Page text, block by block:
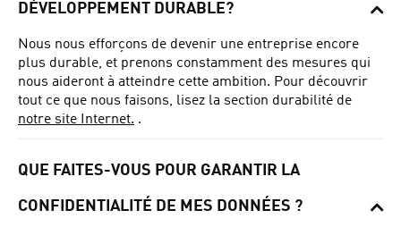
DÉVELOPPEMENT DURABLE?
Nous nous efforçons de devenir une entreprise encore
plus durable, et prenons constamment des mesures qui
nous aideront à atteindre cette ambition. Pour découvrir
tout ce que nous faisons, lisez la section durabilité de
notre site Internet. .
QUE FAITES-VOUS POUR GARANTIR LA
CONFIDENTIALITÉ DE MES DONNÉES ?